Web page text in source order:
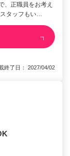
、正職員をお考え
タッフもい…
了日： 2027/04/02